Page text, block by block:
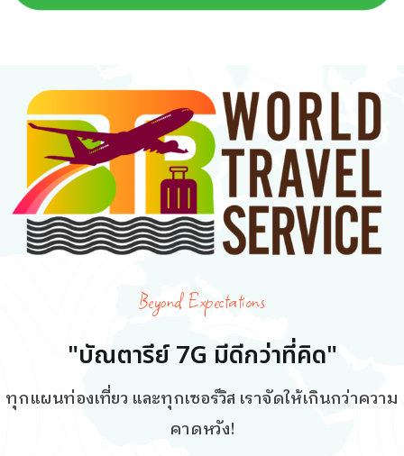
Beyond Expectations
"บัณตารีย์ 7G มีดีกว่าที่คิด"
ทุกแผนท่องเที่ยว และทุกเซอร์วิส เราจัดให้เกินกว่าความ
คาดหวัง!